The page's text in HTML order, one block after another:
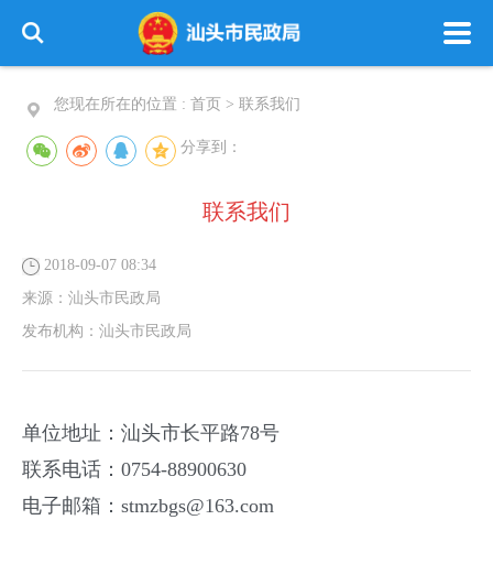
您现在所在的位置 : 首页 > 联系我们
分享到：
联系我们
2018-09-07 08:34
来源： 汕头市民政局
发布机构： 汕头市民政局
单位地址：汕头市长平路78号
联系电话：0754-88900630
电子邮箱：stmzbgs@163.com